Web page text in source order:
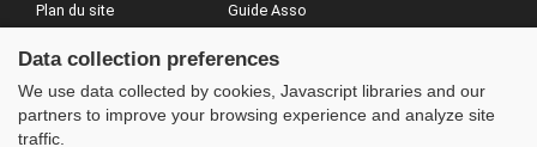
Plan du site
Mentions légales
Administration
Guide Asso
Inscriptions évènements
Data collection preferences
We use data collected by cookies, Javascript libraries and our
partners to improve your browsing experience and analyze site
traffic.